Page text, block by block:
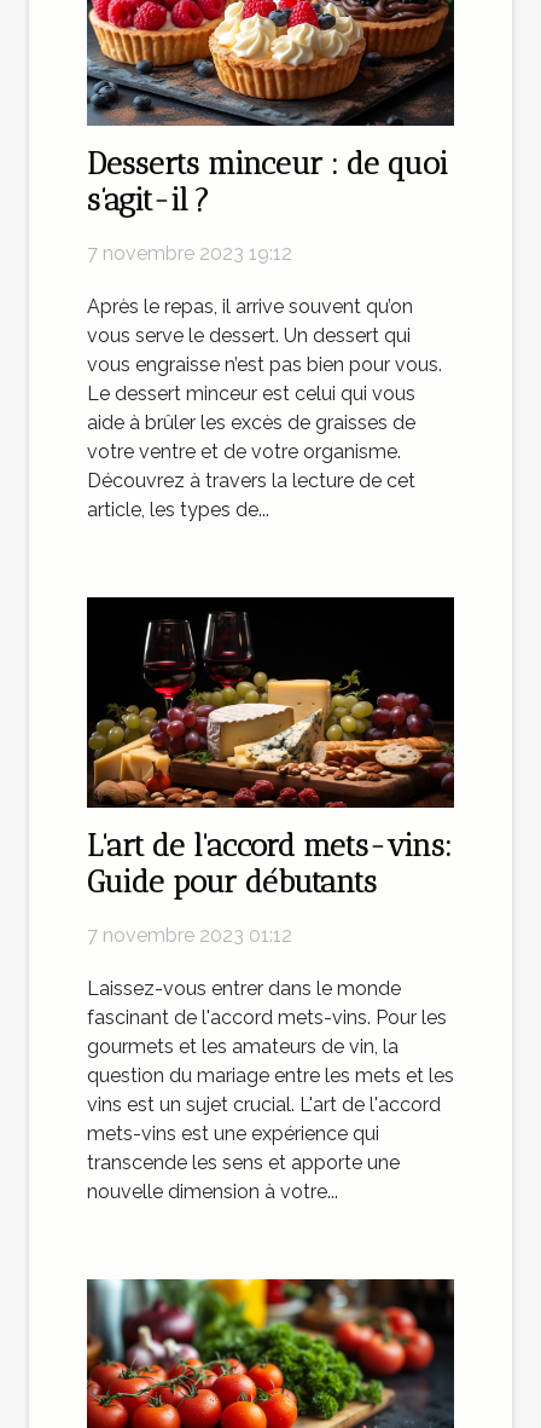
Desserts minceur : de quoi
s’agit-il ?
7 novembre 2023 19:12
Après le repas, il arrive souvent qu’on
vous serve le dessert. Un dessert qui
vous engraisse n’est pas bien pour vous.
Le dessert minceur est celui qui vous
aide à brûler les excès de graisses de
votre ventre et de votre organisme.
Découvrez à travers la lecture de cet
article, les types de...
L'art de l'accord mets-vins:
Guide pour débutants
7 novembre 2023 01:12
Laissez-vous entrer dans le monde
fascinant de l'accord mets-vins. Pour les
gourmets et les amateurs de vin, la
question du mariage entre les mets et les
vins est un sujet crucial. L'art de l'accord
mets-vins est une expérience qui
transcende les sens et apporte une
nouvelle dimension à votre...